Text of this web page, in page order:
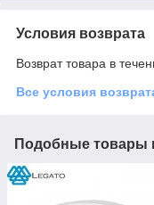
Условия возврата
Возврат товара в
Все условия
Подобные товары